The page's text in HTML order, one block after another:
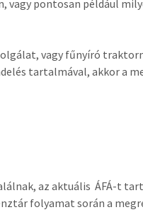
vagy pontosan például
vagy fűnyíró
tartalmával, akkor a
az aktuális ÁFÁ-t
folyamat során a